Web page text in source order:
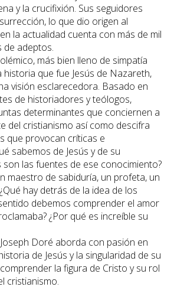
y la crucifixión. Sus seguidores
lo que dio origen al
la actualidad cuenta con más de mil
de adeptos.
más bien lleno de simpatía
historia que fue Jesús de Nazareth,
visión esclarecedora. Basado en
de historiadores y teólogos,
determinantes que conciernen a
del cristianismo así como descifra
que provocan críticas e
sabemos de Jesús y de su
son las fuentes de ese conocimiento?
maestro de sabiduría, un profeta, un
hay detrás de la idea de los
debemos comprender el amor
¿Por qué es increíble su
Doré aborda con pasión en
de Jesús y la singularidad de su
la figura de Cristo y su rol
cristianismo.